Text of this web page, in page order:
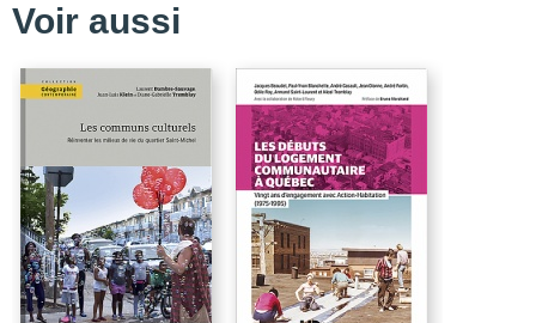
Développement social
L'internationalisation
Partie 2_La question
Implantation des CLD
Le développement
Le développement
Voir aussi